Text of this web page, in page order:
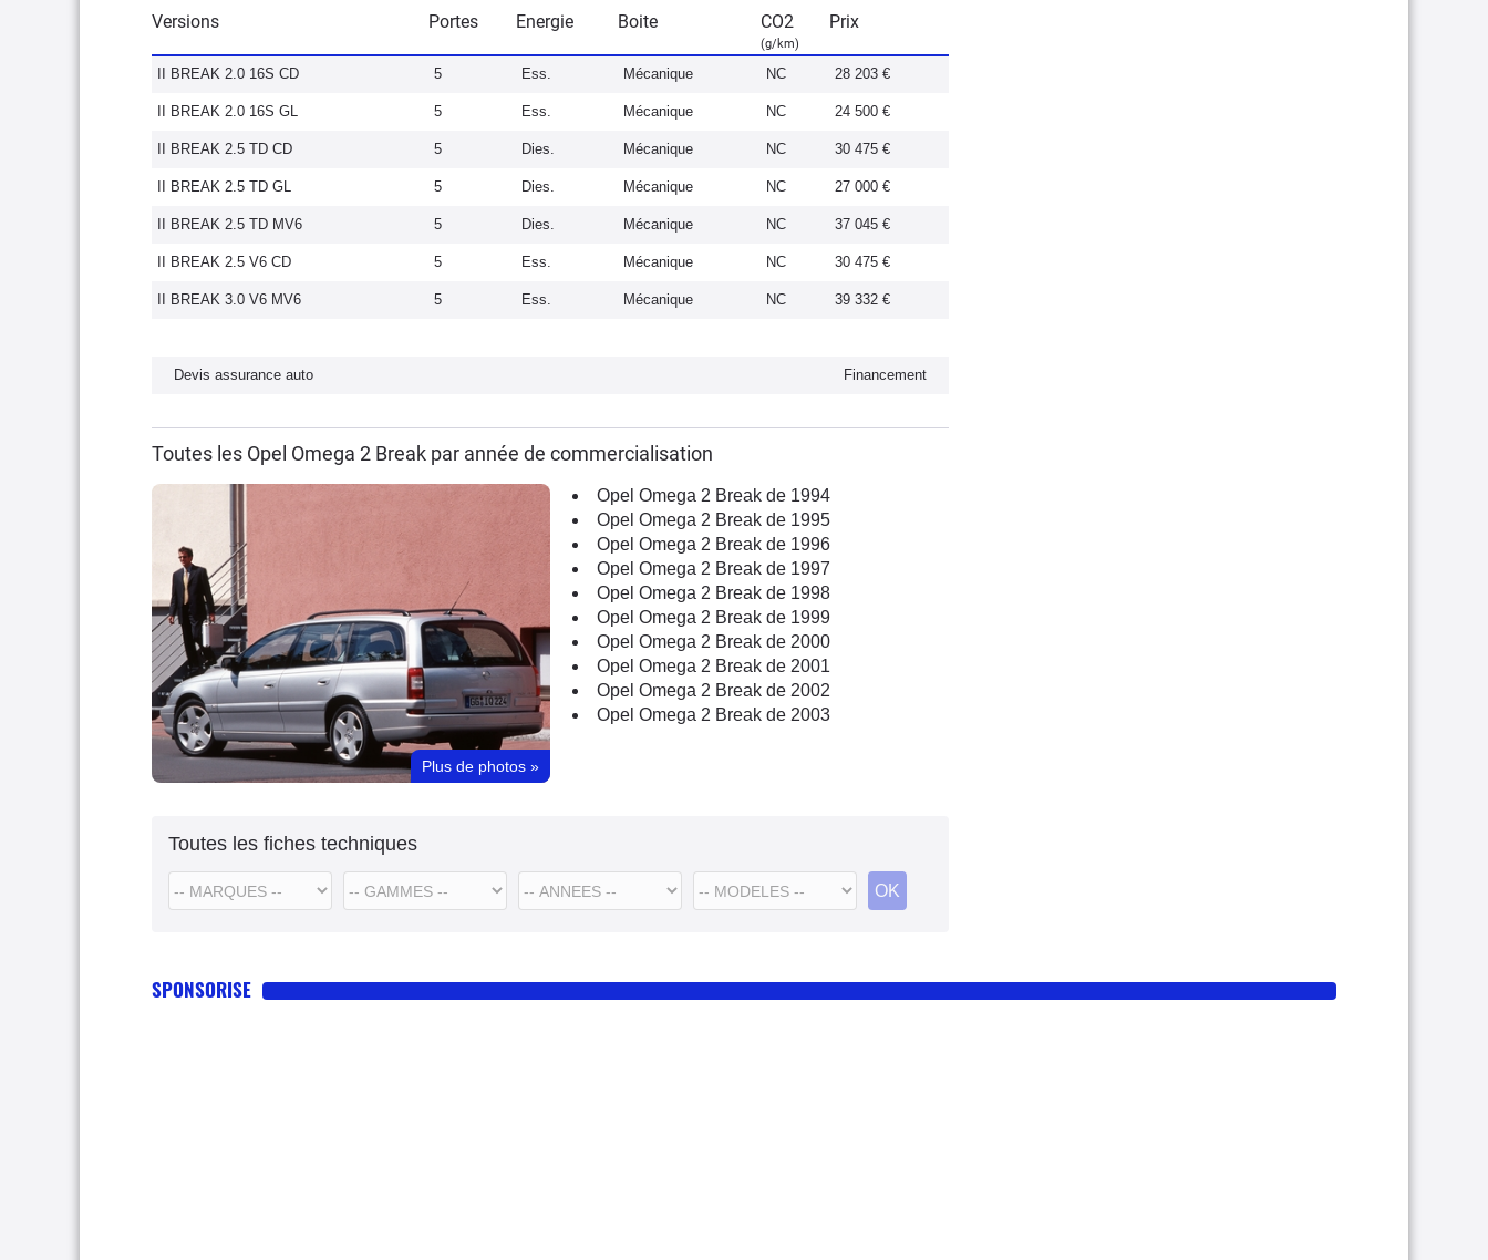
Versions Portes Energie Boite CO2
(g/km)
Prix
II BREAK 2.0 16S CD 5 Ess. Mécanique NC 28 203 €
II BREAK 2.0 16S GL 5 Ess. Mécanique NC 24 500 €
II BREAK 2.5 TD CD 5 Dies. Mécanique NC 30 475 €
II BREAK 2.5 TD GL 5 Dies. Mécanique NC 27 000 €
II BREAK 2.5 TD MV6 5 Dies. Mécanique NC 37 045 €
II BREAK 2.5 V6 CD 5 Ess. Mécanique NC 30 475 €
II BREAK 3.0 V6 MV6 5 Ess. Mécanique NC 39 332 €
Devis assurance auto Financement
Toutes les Opel Omega 2 Break par année de commercialisation
Plus de photos »
Opel Omega 2 Break de 1994
Opel Omega 2 Break de 1995
Opel Omega 2 Break de 1996
Opel Omega 2 Break de 1997
Opel Omega 2 Break de 1998
Opel Omega 2 Break de 1999
Opel Omega 2 Break de 2000
Opel Omega 2 Break de 2001
Opel Omega 2 Break de 2002
Opel Omega 2 Break de 2003
Toutes les fiches techniques
SPONSORISE